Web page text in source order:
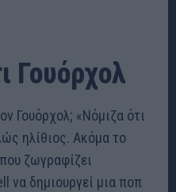
Γουόρχολ
Γουόρχολ; «Νόμιζα ότι
ηλίθιος. Ακόμα το
ζωγραφίζει
να δημιουργεί μια ποπ